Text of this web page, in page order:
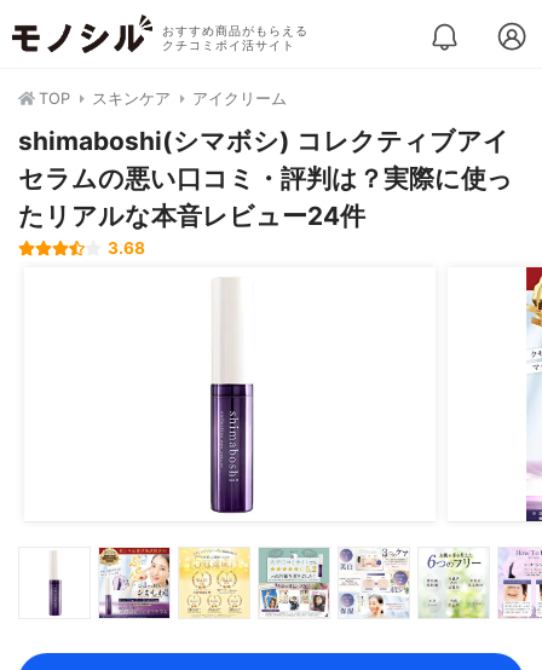
おすすめ商品がもらえる
クチコミポイ活サイト
TOP スキンケア アイクリーム
shimaboshi(シマボシ) コレクティブアイ
セラムの悪い口コミ・評判は？実際に使っ
たリアルな本音レビュー24件
3.68